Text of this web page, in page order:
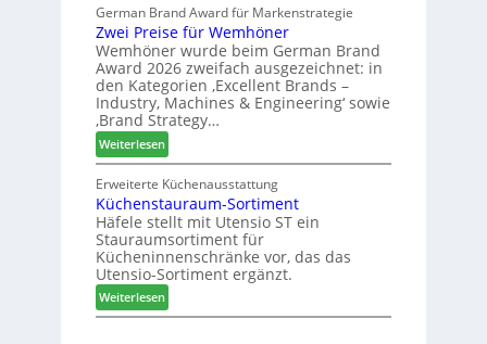
t
Z
u
k
u
n
f
t
s
t
F
ü
h
r
u
n
g
a
n
v
e
d
i
u
n
d
H
u
b
t
e
x
s
t
e
German Brand Award für Markenstrategie
Zwei Preise für Wemhöner
Wemhöner wurde beim German Brand
Award 2026 zweifach ausgezeichnet: in
den Kategorien ‚Excellent Brands –
Industry, Machines & Engineering‘ sowie
‚Brand Strategy…
Weiterlesen:
Z
w
e
i
P
r
e
i
s
Erweiterte Küchenausstattung
Küchenstauraum-Sortiment
Häfele stellt mit Utensio ST ein
Stauraumsortiment für
Kücheninnenschränke vor, das das
Utensio-Sortiment ergänzt.
Weiterlesen:
K